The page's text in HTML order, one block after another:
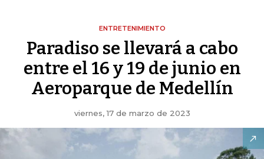
ENTRETENIMIENTO
Paradiso se llevará a cabo
entre el 16 y 19 de junio en
Aeroparque de Medellín
viernes, 17 de marzo de 2023